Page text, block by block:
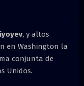
, y altos
en Washington la
conjunta de
Unidos.